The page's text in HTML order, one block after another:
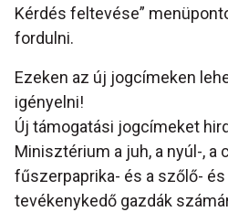
Kérdés feltevése”
fordulni.
Ezeken az új jogcímeken
igényelni!
Új támogatási jogcímeket
Minisztérium a juh, a nyúl-, a
fűszerpaprika- és a szőlő-
tevékenykedő gazdák